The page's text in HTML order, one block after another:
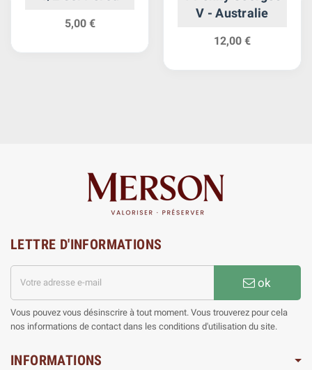
5,00 €
V - Australie
12,00 €
LETTRE D'INFORMATIONS
ok
Vous pouvez vous désinscrire à tout moment. Vous trouverez pour cela
nos informations de contact dans les conditions d'utilisation du site.
INFORMATIONS